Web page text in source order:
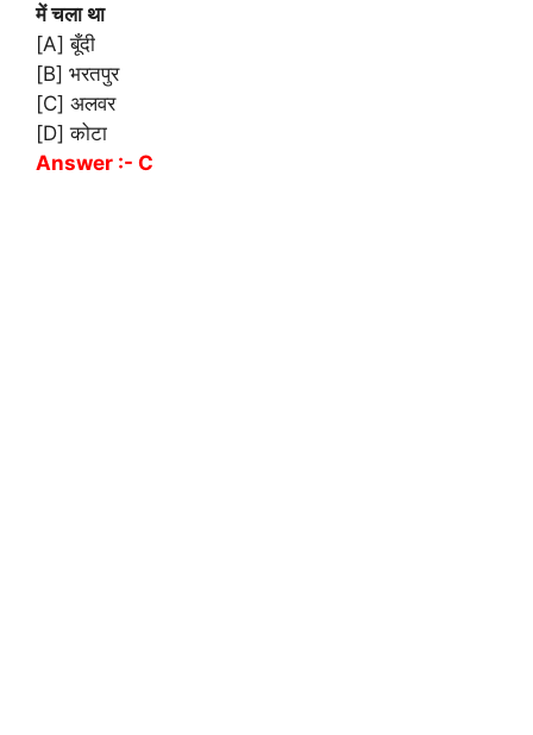
में चला था
[A] बूँदी
[B] भरतपुर
[C] अलवर
[D] कोटा
Answer :- C